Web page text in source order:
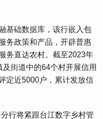
础数据库，该行嵌入包
务政策和产品，开辟普惠
务直达农村。截至2023年
及街道中的64个村开展信用
定近5000户，累计发放信
行将紧跟台江数字乡村管